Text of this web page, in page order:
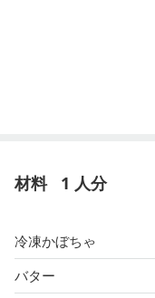
材料 1 人分
冷凍かぼちゃ
バター